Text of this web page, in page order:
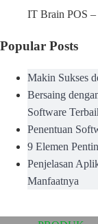
IT Brain POS
Popular Posts
Makin Sukses
Bersaing
Software
Penentuan
9 Elemen
Penjelasan
Manfaatnya